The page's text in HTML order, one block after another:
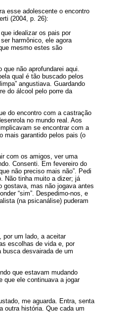
esse adolescente o encontro
(2004, p. 26):
idealizar os pais por
harmônico, ele agora
mesmo estes são
não aprofundarei aqui.
qual é tão buscado pelos
angustiava. Guardando
do álcool pelo porre da
do encontro com a castração
no mundo real. Aos
se encontrar com a
mais garantido pelos pais (o
com os amigos, ver uma
Consenti. Em fevereiro do
não preciso mais não”. Pedi
Não tinha muito a dizer; já
gostava, mas não jogava antes
“sim”. Despedimo-nos, e
(na psicanálise) puderam
por um lado, a aceitar
escolhas de vida e, por
desvairada de um
que estavam mudando
que ele continuava a jogar
me aguarda. Entra, senta
outra história. Que cada um